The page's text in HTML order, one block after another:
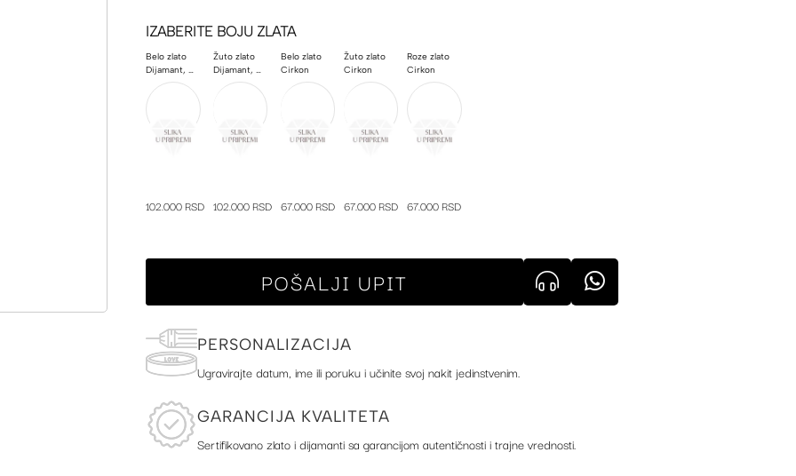
IZABERITE BOJU ZLATA
Belo zlato
Dijamant, Morganit, Poludragi kamen
102.000 RSD
Žuto zlato
Dijamant, Morganit, Poludragi kamen
102.000 RSD
Belo zlato
Cirkon
67.000 RSD
Žuto zlato
Cirkon
67.000 RSD
Roze zlato
Cirkon
67.000 RSD
POŠALJI UPIT
PERSONALIZACIJA
Ugravirajte datum, ime ili poruku i učinite svoj nakit jedinstvenim.
GARANCIJA KVALITETA
Sertifikovano zlato i dijamanti sa garancijom autentičnosti i trajne vrednosti.